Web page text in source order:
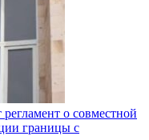
о совместной
границы с